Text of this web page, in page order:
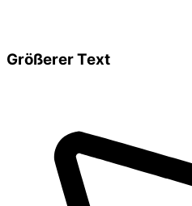
Größerer Text